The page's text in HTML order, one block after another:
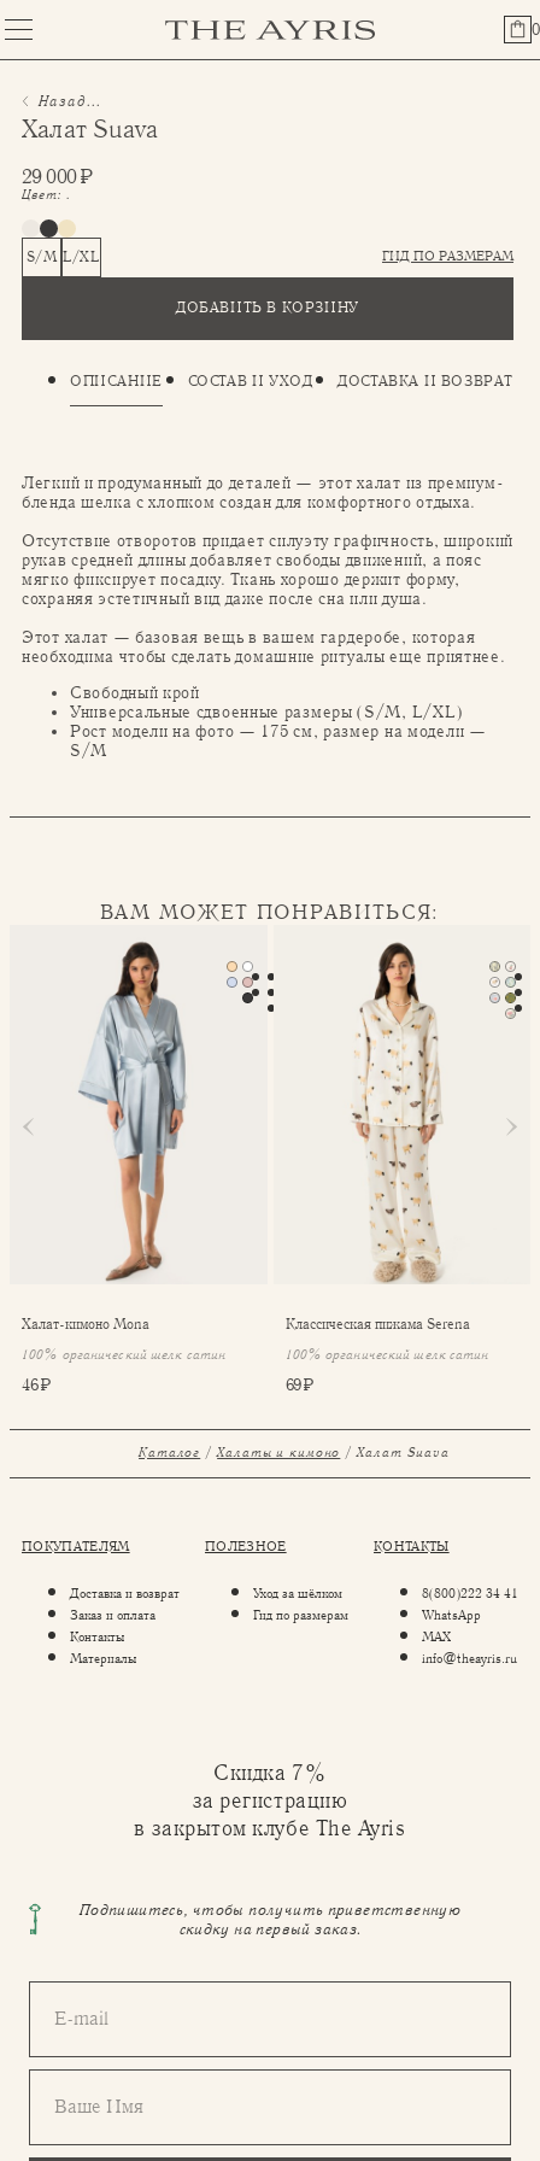
0
Назад...
Халат Suava
29 000₽
Цвет:.
L/XL
S/M ГИД ПО РАЗМЕРАМ
ДОБАВИТЬ В КОРЗИНУ
ОПИСАНИЕ СОСТАВ И УХОД ДОСТАВКА И ВОЗВРАТ
Легкий и продуманный до деталей — этот халат из премиум-
бленда шелка с хлопком создан для комфортного отдыха.
Отсутствие отворотов придает силуэту графичность, широкий
рукав средней длины добавляет свободы движений, а пояс
мягко фиксирует посадку. Ткань хорошо держит форму,
сохраняя эстетичный вид даже после сна или душа.
Этот халат — базовая вещь в вашем гардеробе, которая
необходима чтобы сделать домашние ритуалы еще приятнее.
Свободный крой
Универсальные сдвоенные размеры (S/M, L/XL)
Рост модели на фото — 175 см, размер на модели —
S/M
ВАМ МОЖЕТ ПОНРАВИТЬСЯ:
Халат-кимоно Mona
Халат-кимоно Mona
100% органический шелк сатин
46 ₽
Классическая пижама
Классическая пижама Serena
100% органический шелк сатин
69 ₽
Каталог Халаты и кимоно Халат Suava
ПОКУПАТЕЛЯМ
Доставка и возврат
Заказ и оплата
Контакты
Материалы
ПОЛЕЗНОЕ
Уход за шёлком
Гид по размерам
КОНТАКТЫ
8(800)222 34 41
WhatsApp
MAX
info@theayris.ru
Скидка 7%
за регистрацию
в закрытом клубе The Ayris
Подпишитесь, чтобы получить приветственную
скидку на первый заказ.
E-mail
Ваше Имя